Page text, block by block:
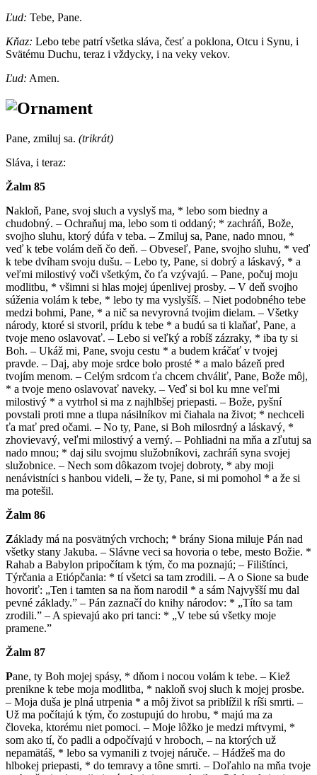
Ľud: Tebe, Pane.
Kňaz: Lebo tebe patrí všetka sláva, česť a poklona, Otcu i Synu, i
Svätému Duchu, teraz i vždycky, i na veky vekov.
Ľud: Amen.
Pane, zmiluj sa. (trikrát)
Sláva, i teraz:
Žalm 85
Nakloň, Pane, svoj sluch a vyslyš ma, * lebo som biedny a
chudobný. – Ochraňuj ma, lebo som ti oddaný; * zachráň, Bože,
svojho sluhu, ktorý dúfa v teba. – Zmiluj sa, Pane, nado mnou, *
veď k tebe volám deň čo deň. – Obveseľ, Pane, svojho sluhu, * veď
k tebe dvíham svoju dušu. – Lebo ty, Pane, si dobrý a láskavý, * a
veľmi milostivý voči všetkým, čo ťa vzývajú. – Pane, počuj moju
modlitbu, * všimni si hlas mojej úpenlivej prosby. – V deň svojho
súženia volám k tebe, * lebo ty ma vyslyšíš. – Niet podobného tebe
medzi bohmi, Pane, * a nič sa nevyrovná tvojim dielam. – Všetky
národy, ktoré si stvoril, prídu k tebe * a budú sa ti klaňať, Pane, a
tvoje meno oslavovať. – Lebo si veľký a robíš zázraky, * iba ty si
Boh. – Ukáž mi, Pane, svoju cestu * a budem kráčať v tvojej
pravde. – Daj, aby moje srdce bolo prosté * a malo bázeň pred
tvojím menom. – Celým srdcom ťa chcem chváliť, Pane, Bože môj,
* a tvoje meno oslavovať naveky. – Veď si bol ku mne veľmi
milostivý * a vytrhol si ma z najhlbšej priepasti. – Bože, pyšní
povstali proti mne a tlupa násilníkov mi čiahala na život; * nechceli
ťa mať pred očami. – No ty, Pane, si Boh milosrdný a láskavý, *
zhovievavý, veľmi milostivý a verný. – Pohliadni na mňa a zľutuj sa
nado mnou; * daj silu svojmu služobníkovi, zachráň syna svojej
služobnice. – Nech som dôkazom tvojej dobroty, * aby moji
nenávistníci s hanbou videli, – že ty, Pane, si mi pomohol * a že si
ma potešil.
Žalm 86
Základy má na posvätných vrchoch; * brány Siona miluje Pán nad
všetky stany Jakuba. – Slávne veci sa hovoria o tebe, mesto Božie. *
Rahab a Babylon pripočítam k tým, čo ma poznajú; – Filištínci,
Týrčania a Etiópčania: * tí všetci sa tam zrodili. – A o Sione sa bude
hovoriť: „Ten i tamten sa na ňom narodil * a sám Najvyšší mu dal
pevné základy.” – Pán zaznačí do knihy národov: * „Títo sa tam
zrodili.” – A spievajú ako pri tanci: * „V tebe sú všetky moje
pramene.”
Žalm 87
Pane, ty Boh mojej spásy, * dňom i nocou volám k tebe. – Kiež
prenikne k tebe moja modlitba, * nakloň svoj sluch k mojej prosbe.
– Moja duša je plná utrpenia * a môj život sa priblížil k ríši smrti. –
Už ma počítajú k tým, čo zostupujú do hrobu, * majú ma za
človeka, ktorému niet pomoci. – Moje lôžko je medzi mŕtvymi, *
som ako tí, čo padli a odpočívajú v hroboch, – na ktorých už
nepamätáš, * lebo sa vymanili z tvojej náruče. – Hádžeš ma do
hlbokej priepasti, * do temravy a tône smrti. – Doľahlo na mňa tvoje